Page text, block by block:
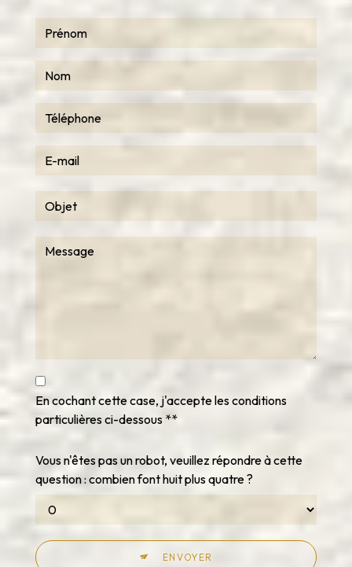
En cochant cette case, j'accepte les conditions
particulières ci-dessous **
Vous n'êtes pas un robot, veuillez répondre à cette
question : combien font huit plus quatre ?
ENVOYER